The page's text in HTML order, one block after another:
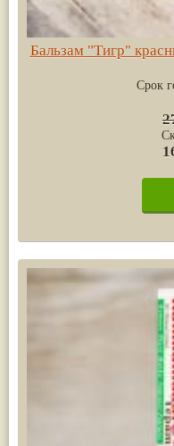
Бальзам "Тигр"
Срок